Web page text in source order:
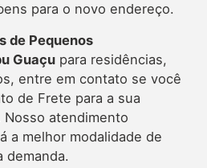
para o novo endereço.
de Pequenos
Guaçu para residências,
entre em contato se você
de Frete para a sua
atendimento
a melhor modalidade de
demanda.